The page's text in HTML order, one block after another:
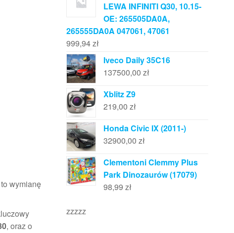
wymianę
, oraz o
LEWA INFINITI Q30, 10.15-
OE: 265505DA0A,
265555DA0A 047061, 47061
999,94zł
Iveco Daily 35C16
137500,00 zł
Xblitz Z9
219,00 zł
Honda Civic IX (2011-)
32900,00 zł
Clementoni Clemmy Plus
Park Dinozaurów (17079)
98,99 zł
zzzzz